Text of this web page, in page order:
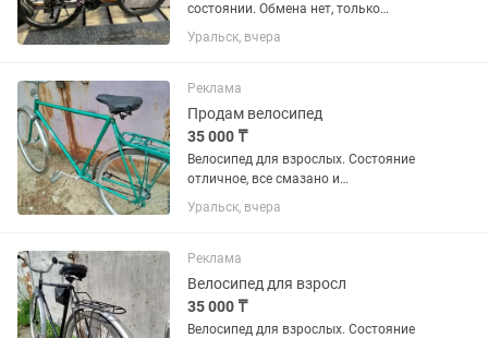
состоянии. Обмена нет, только
деньгами. Полностью исправен, всё
работает. Дисковые тормоза, передний
Использовался аккуратно, есть...
Уральск, вчера
Реклама
Продам велосипед
35 000 ₸
Велосипед для взрослых. Состояние
отличное, все смазано и
отрегулированы. Денежных вложений
не требуется.
Уральск, вчера
Реклама
Велосипед для взросл
35 000 ₸
Велосипед для взрослых. Состояние